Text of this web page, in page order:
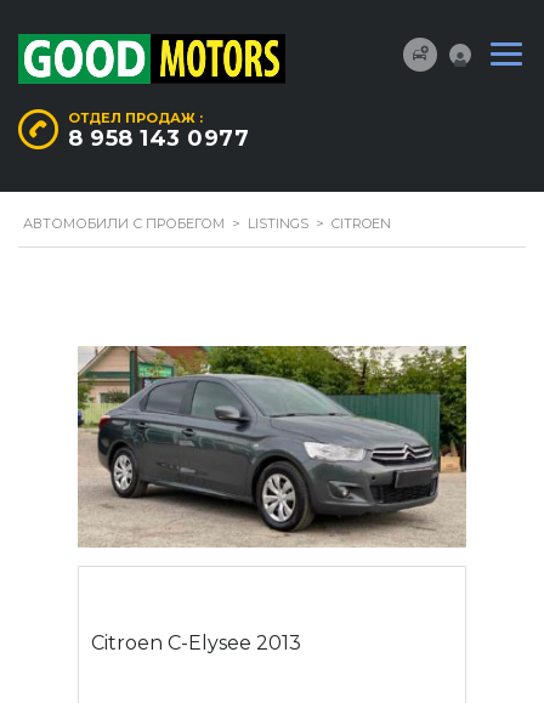
ОТДЕЛ ПРОДАЖ :
8 958 143 0977
АВТОМОБИЛИ С ПРОБЕГОМ > LISTINGS > CITROEN
Citroen C-Elysee 2013